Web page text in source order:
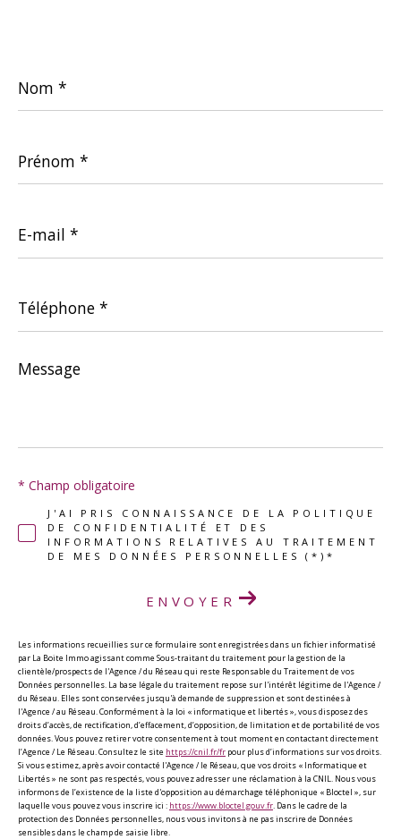
*
*
mail
*
*
Message
*
J'AI PRIS CONNAISSANCE DE LA POLITIQUE
DE CONFIDENTIALITÉ ET DES
INFORMATIONS RELATIVES AU TRAITEMENT
DE MES DONNÉES PERSONNELLES (*)*
* Champ obligatoire
ENVOYER
Les informations recueillies sur ce formulaire sont enregistrées dans un fichier informatisé
par La Boite Immo agissant comme Sous-traitant du traitement pour la gestion de la
clientèle/prospects de l'Agence / du Réseau qui reste Responsable du Traitement de vos
Données personnelles. La base légale du traitement repose sur l'intérêt légitime de l'Agence /
du Réseau. Elles sont conservées jusqu'à demande de suppression et sont destinées à
l'Agence / au Réseau. Conformément à la loi « informatique et libertés », vous disposez des
droits d’accès, de rectification, d’effacement, d’opposition, de limitation et de portabilité de vos
données. Vous pouvez retirer votre consentement à tout moment en contactant directement
l’Agence / Le Réseau. Consultez le site https://cnil.fr/fr pour plus d’informations sur vos droits.
Si vous estimez, après avoir contacté l'Agence / le Réseau, que vos droits « Informatique et
Libertés » ne sont pas respectés, vous pouvez adresser une réclamation à la CNIL. Nous vous
informons de l’existence de la liste d'opposition au démarchage téléphonique « Bloctel », sur
laquelle vous pouvez vous inscrire ici : https://www.bloctel.gouv.fr. Dans le cadre de la
protection des Données personnelles, nous vous invitons à ne pas inscrire de Données
sensibles dans le champ de saisie libre.